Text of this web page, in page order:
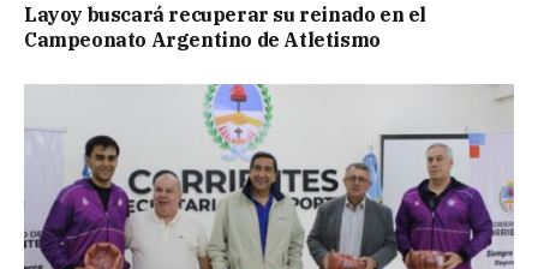
Layoy buscará recuperar su reinado en el
Campeonato Argentino de Atletismo